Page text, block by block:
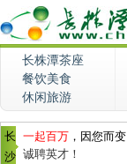
长株潭茶座
餐饮美食
休闲旅游
长
沙
一起百万 ，因您而变
诚聘英才！